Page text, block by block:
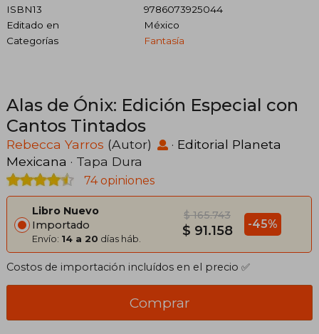
ISBN13
9786073925044
Editado en
México
Categorías
Fantasía
Alas de Ónix: Edición Especial con
Cantos Tintados
Rebecca Yarros (Autor) · Editorial Planeta
Mexicana · Tapa Dura
74 opiniones
Libro Nuevo
Importado
Envío: 14 a 20 días háb.
$ 165.743
$ 91.158 -45%
Costos de importación incluídos en el precio ✅
Comprar